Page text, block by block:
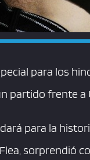
para los
partido frente a
para la
sorprendió